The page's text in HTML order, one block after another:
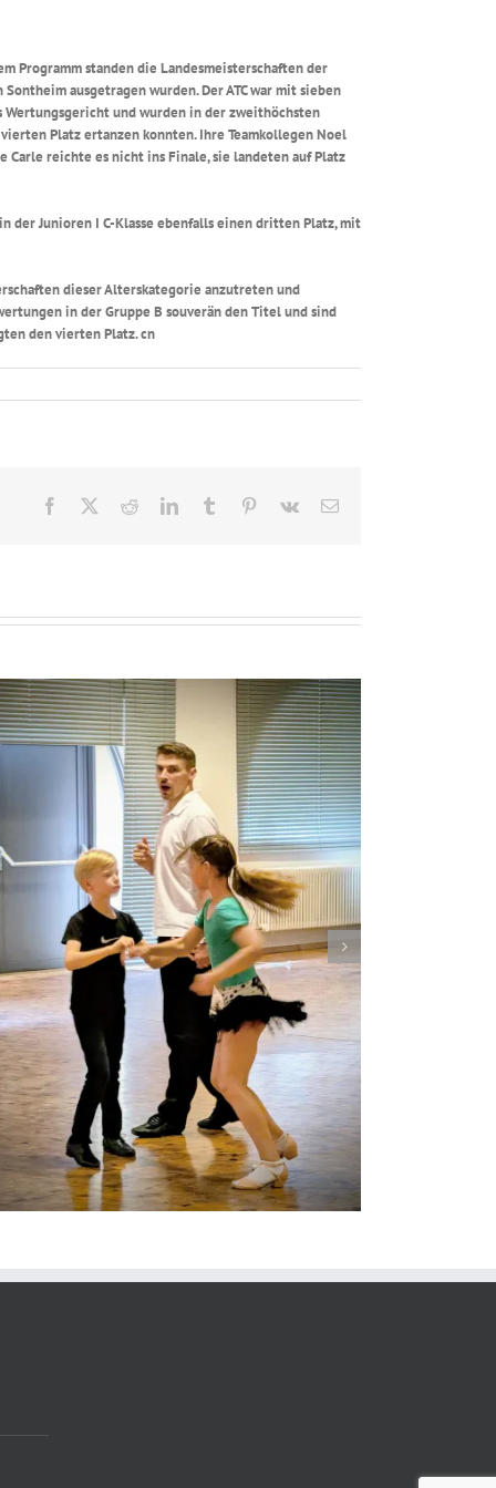
Programm standen die Landesmeisterschaften der
ausgetragen wurden. Der ATC war mit sieben
Wertungsgericht und wurden in der zweithöchsten
Platz ertanzen konnten. Ihre Teamkollegen Noel
reichte es nicht ins Finale, sie landeten auf Platz
der Junioren I C-Klasse ebenfalls einen dritten Platz, mit
dieser Alterskategorie anzutreten und
in der Gruppe B souverän den Titel und sind
den vierten Platz. cn
Facebook RedditLinkedInTumblr Pinterest
Vk
E-
Lateintraining